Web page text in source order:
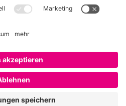
Gero Hesse. Seit 2009 schreibt
Branding,